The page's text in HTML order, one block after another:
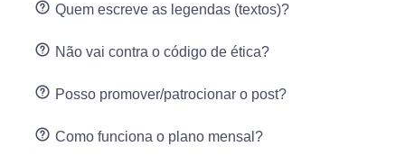
Quem escreve as legendas (textos)?
Não vai contra o código de ética?
Posso promover/patrocionar o post?
Como funciona o plano mensal?